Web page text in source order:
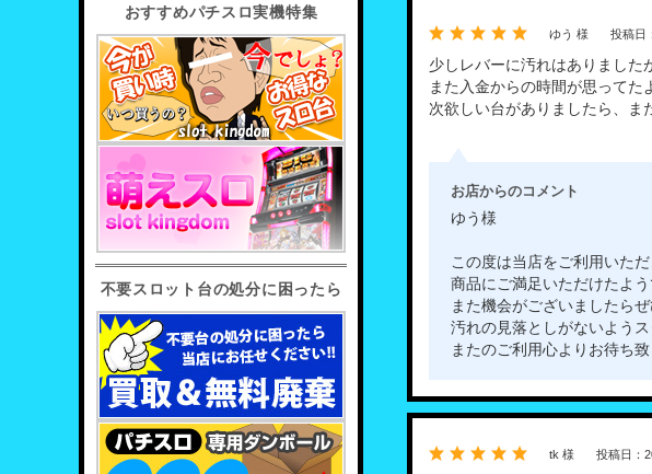
ゆう 様 投稿日
少しレバーに汚れはありました
また入金からの時間が思ってた
次欲しい台がありましたら、ま
お店からのコメント
ゆう様
この度は当店をご利用いた
商品にご満足いただけたよ
また機会がございましたら
汚れの見落としがないようス
またのご利用心よりお待ち致
tk 様 投稿日：
おすすめパチスロ実機特集
不要スロット台の処分に困ったら